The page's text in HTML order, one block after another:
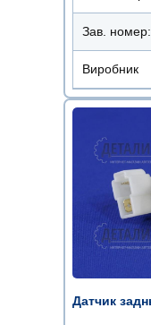
Зав. номер:
Виробник
Датчик